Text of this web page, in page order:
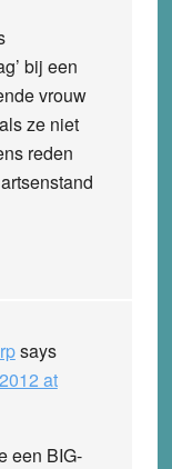
bij een
vrouw
ze niet
reden
says
at
een BIG-